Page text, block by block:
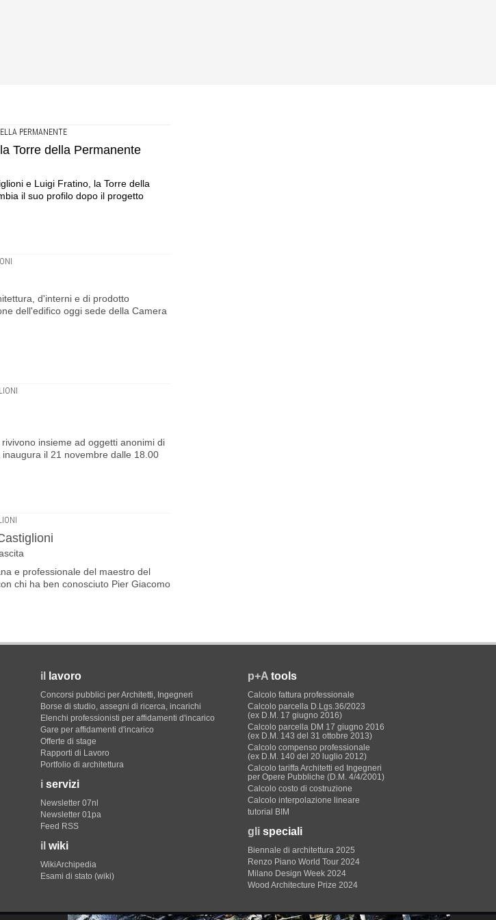
PERMANENTE
Torre della Permanente
e Luigi Fratino, la Torre della
il suo profilo dopo il progetto
d'interni e di prodotto
dell'edifico oggi sede della Camera
insieme ad oggetti anonimi di
il 21 novembre dalle 18.00
e professionale del maestro del
chi ha ben conosciuto Pier Giacomo
il lavoro
Concorsi pubblici per Architetti, Ingegneri
Borse di studio, assegni di ricerca, incarichi
Elenchi professionisti per affidamenti d'incarico
Gare per affidamenti d'incarico
Offerte di stage
Rapporti di Lavoro
Portfolio di architettura
i servizi
Newsletter 07nl
Newsletter 01pa
Feed RSS
il wiki
WikiArchipedia
Esami di stato (wiki)
p+A tools
Calcolo fattura professionale
Calcolo parcella D.Lgs.36/2023
(ex D.M. 17 giugno 2016)
Calcolo parcella DM 17 giugno 2016
(ex D.M. 143 del 31 ottobre 2013)
Calcolo compenso professionale
(ex D.M. 140 del 20 luglio 2012)
Calcolo tariffa Architetti ed Ingegneri
per Opere Pubbliche (D.M. 4/4/2001)
Calcolo costo di costruzione
Calcolo interpolazione lineare
tutorial BIM
gli speciali
Biennale di architettura 2025
Renzo Piano World Tour 2024
Milano Design Week 2024
Wood Architecture Prize 2024